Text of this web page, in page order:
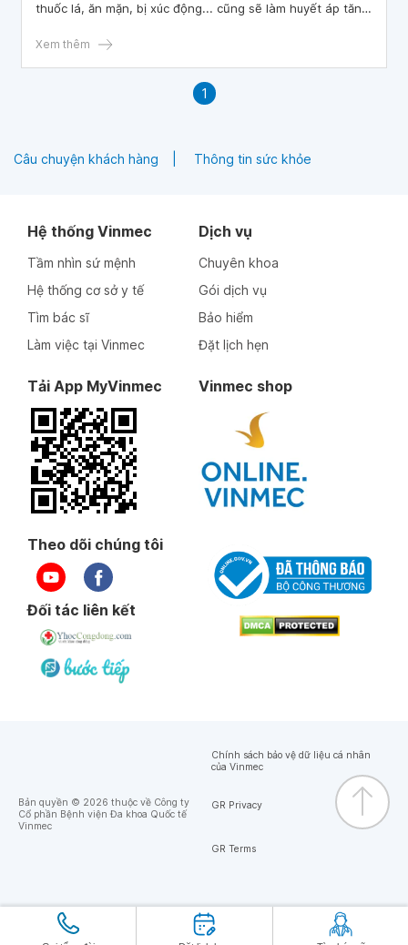
thuốc lá, ăn mặn, bị xúc động... cũng sẽ làm huyết áp tăng
người biết cách giữ huyết áp ổn định, bảo vệ sức khỏe cho
Xem thêm
1
Câu chuyện khách hàng Thông tin sức khỏe
Hệ thống Vinmec
Tầm nhìn sứ mệnh
Hệ thống cơ sở y tế
Tìm bác sĩ
Làm việc tại Vinmec
Dịch vụ
Chuyên khoa
Gói dịch vụ
Bảo hiểm
Đặt lịch hẹn
Tải App MyVinmec Vinmec shop
Theo dõi chúng tôi
Đối tác liên kết
Bản quyền © 2026 thuộc về Công ty
Cổ phần Bệnh viện Đa khoa Quốc tế
Vinmec
Chính sách bảo vệ dữ liệu cá nhân
của Vinmec
GR Privacy
GR Terms